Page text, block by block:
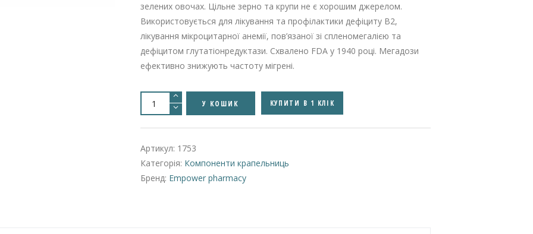
зелених овочах. Цільне зерно та крупи не є хорошим джерелом.
Використовується для лікування та профілактики дефіциту B2,
лікування мікроцитарної анемії, пов’язаної зі спленомегалією та
дефіцитом глутатіонредуктази. Схвалено FDA у 1940 році. Мегадози
ефективно знижують частоту мігрені.
Riboflavin
Phosphate
-
фосфат
натрію
кількість
У КОШИК КУПИТИ В 1 КЛІК
Артикул: 1753
Категорія: Компоненти крапельниць
Бренд: Empower pharmacy